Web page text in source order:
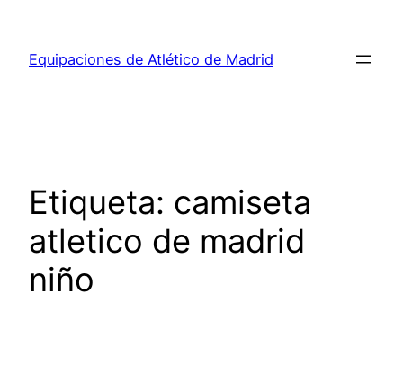
contenido
Equipaciones de Atlético de Madrid
Etiqueta: camiseta
atletico de madrid
niño